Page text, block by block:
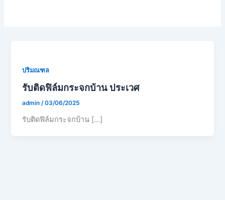
ปริมณฑล
รับติดฟิล์มกระจกบ้าน ประเวศ
admin /03/06/2025
รับติดฟิล์มกระจกบ้าน […]